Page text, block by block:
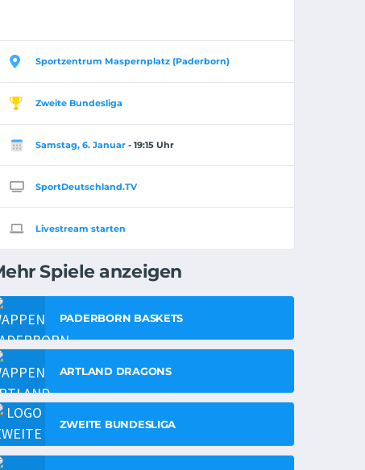
Sportzentrum Maspernplatz (Paderborn)
Zweite Bundesliga
Samstag, 6. Januar- 19:15 Uhr
SportDeutschland.TV
Livestream starten
Spiele anzeigen
PADERBORN BASKETS
ARTLAND DRAGONS
ZWEITE BUNDESLIGA